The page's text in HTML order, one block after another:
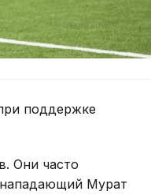
поддержке
Они часто
нападающий Мурат